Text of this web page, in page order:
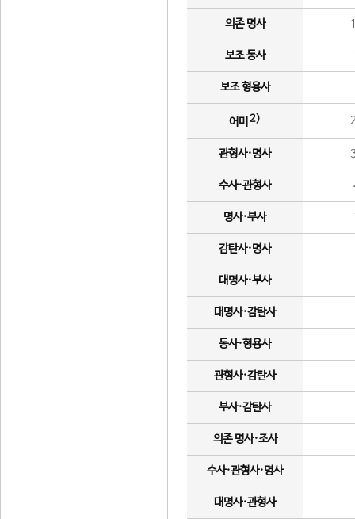
의존 명사
보조 동사
보조 형용사
어미 2)
관형사·명사
수사·관형사
명사·부사
감탄사·명사
대명사·부사
대명사·감탄사
동사·형용사
관형사·감탄사
부사·감탄사
의존 명사·조사
수사·관형사·명사
대명사·관형사